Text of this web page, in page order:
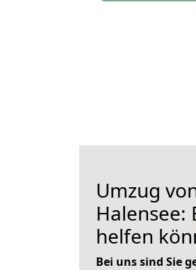
Umzug
Halensee:
helfen
Bei uns sind Sie